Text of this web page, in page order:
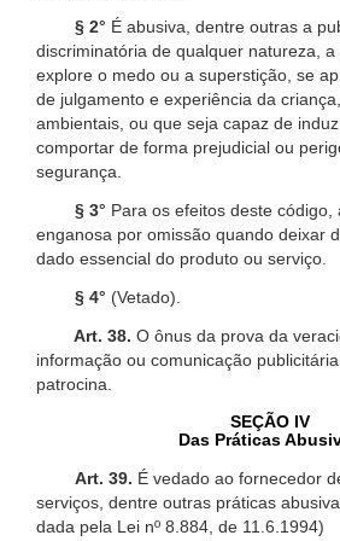
§ 2° É abusiva, dentre outras a
discriminatória de qualquer natureza, a
explore o medo ou a superstição, se
de julgamento e experiência da
ambientais, ou que seja capaz de
comportar de forma prejudicial ou
segurança.
§ 3° Para os efeitos deste código,
enganosa por omissão quando deixar
dado essencial do produto ou serviço.
§ 4° (Vetado).
Art. 38. O ônus da prova da
informação ou comunicação
patrocina.
SEÇÃO IV
Das Práticas
Art. 39. É vedado ao fornecedor
serviços, dentre outras práticas
dada pela Lei nº 8.884, de 11.6.1994)